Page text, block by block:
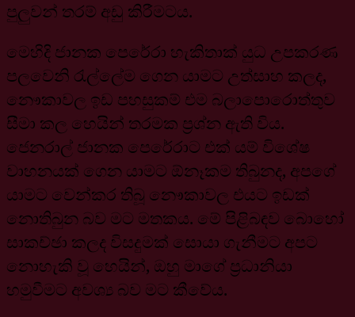
පුලුවන් තරම් අඩු කිරීමටය.
මෙහිදි ජානක පෙරේරා හැකිතාක් යුධ උපකරණ
පලවෙනි රැල්ලේම ගෙන යාමට උත්සාහ කලද,
නෞකාවල ඉඩ පහසුකම් එම බලාපොරොත්තුව
සීමා කල හෙයින් තරමක ප්‍රශ්න ඇති විය.
ජෙනරාල් ජානක පෙරේරාට එක් යම් විශේෂ
වාහනයක් ගෙන යාමට ඕනෑකම තිබුනද, අපගේ
යාමට වෙන්කර තිබූ නෞකාවල එයට ඉඩක්
නොතිබුන බව මට මතකය. මේ පිළිබඳව බොහෝ
සාකච්ඡා කලද විසදුමක් සොයා ගැනීමට අපට
නොහැකි වූ හෙයින්, ඔහු මාගේ ප්‍රධානියා
හමුවීමට අවශ්‍ය බව මට කීවේය.